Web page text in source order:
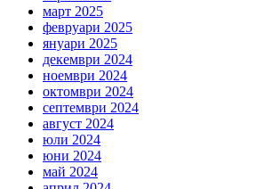
март 2025
февруари 2025
януари 2025
декември 2024
ноември 2024
октомври 2024
септември 2024
август 2024
юли 2024
юни 2024
май 2024